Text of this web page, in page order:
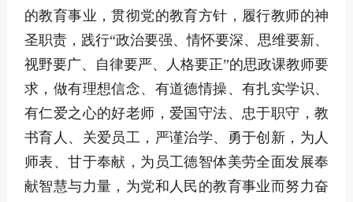
的教育事业，贯彻党的教育方针，履行教师的神
圣职责，践行“政治要强、情怀要深、思维要新、
视野要广、自律要严、人格要正”的思政课教师要
求，做有理想信念、有道德情操、有扎实学识、
有仁爱之心的好老师，爱国守法、忠于职守，教
书育人、关爱员工，严谨治学、勇于创新，为人
师表、甘于奉献，为员工德智体美劳全面发展奉
献智慧与力量，为党和人民的教育事业而努力奋